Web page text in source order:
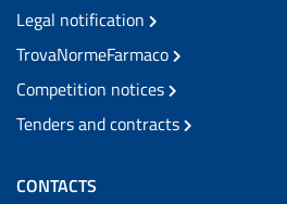
Legal notification
TrovaNormeFarmaco
Competition notices
Tenders and contracts
CONTACTS